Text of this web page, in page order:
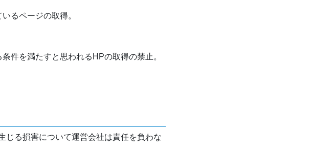
るページの取得。
件を満たすと思われるHPの取得の禁止。
じる損害について運営会社は責任を負わな